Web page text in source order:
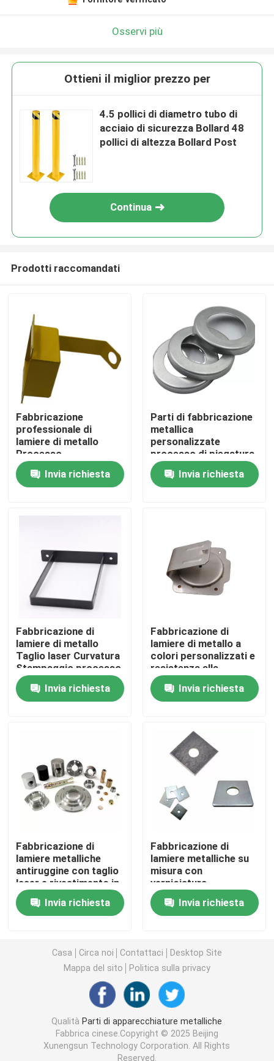
Casa
Prodotti
Chi siamo
Fatory Tour
Controllo di qualità
Contattaci
Richiedere un preventivo
Parti di apparecchiature metalliche
Organizzatore per il deposito domestico
Staffe metalliche personalizzate
Hardware per scaffalature metalliche
Hardware da giardino in metallo
Connettori per legno metallico
Hardware in metallo su misura
Osservi più
Ottieni il miglior prezzo per
4.5 pollici di diametro tubo di
acciaio di sicurezza Bollard 48
pollici di altezza Bollard Post
Continua
Prodotti raccomandati
Fabbricazione
professionale di
lamiere di metallo
Processo
personalizzato di
taglio laser,
stampaggio a
Invia richiesta
Parti di fabbricazione
metallica
personalizzate
processo di piegatura
del taglio laser
Invia richiesta
Fabbricazione di
lamiere di metallo
Taglio laser Curvatura
Stampaggio processo
Disegno
personalizzato
Invia richiesta
Fabbricazione di
lamiere di metallo a
colori personalizzati e
resistenza alla
corrosione del
processo su misura
Invia richiesta
Fabbricazione di
lamiere metalliche
antiruggine con taglio
laser e rivestimento in
polvere
Invia richiesta
Fabbricazione di
lamiere metalliche su
misura con
verniciatura,
rivestimento in
polvere, rivestimento e
lucidatura
Invia richiesta
Casa Circa noi Contattaci
Desktop Site
Mappa del sito
Politica sulla privacy
Qualità Parti di apparecchiature metalliche
Fabbrica cinese.Copyright © 2025 Beijing
Xunengsun Technology Corporation. All Rights
Reserved.